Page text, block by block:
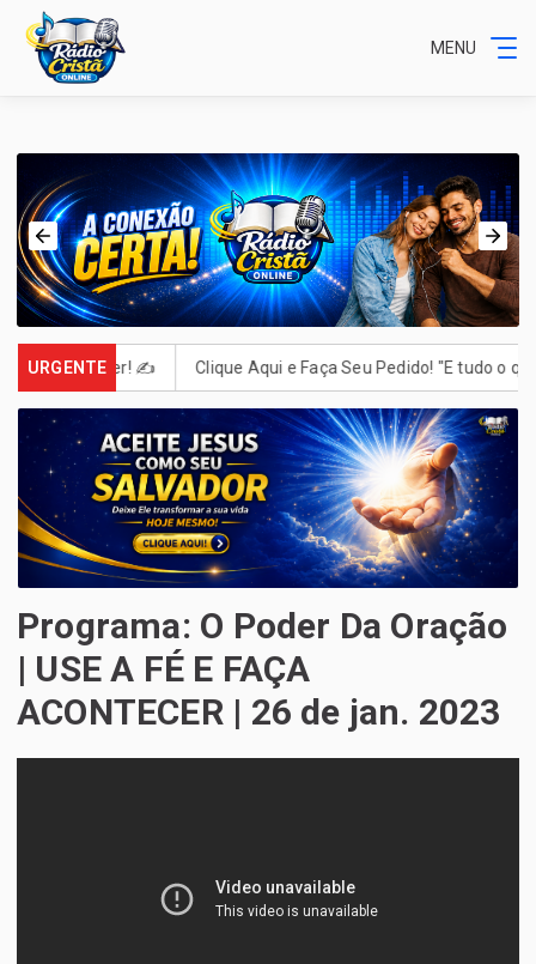
MENU
URGENTE
Escrever! ✍️ Clique Aqui e Faça Seu Pedido! "E tudo o que
Programa: O Poder Da Oração
| USE A FÉ E FAÇA
ACONTECER | 26 de jan. 2023